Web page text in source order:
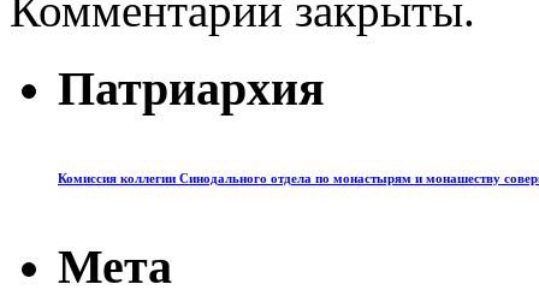
Комментарии закрыты.
Патриархия
Комиссия коллегии Синодального отдела по монастырям и монашеству
Мета